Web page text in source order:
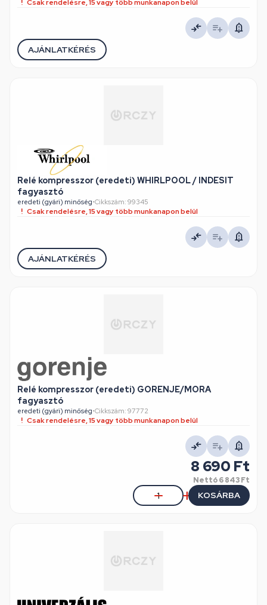
Csak rendelésre, 15 vagy több munkanapon belül
AJÁNLATKÉRÉS
Relé kompresszor (eredeti) WHIRLPOOL / INDESIT
fagyasztó
eredeti (gyári) minőség•Cikkszám: 99345
Csak rendelésre, 15 vagy több munkanapon belül
AJÁNLATKÉRÉS
Relé kompresszor (eredeti) GORENJE/MORA
fagyasztó
eredeti (gyári) minőség•Cikkszám: 97772
Csak rendelésre, 15 vagy több munkanapon belül
8 690 Ft
Nettó6 843 Ft
KOSÁRBA